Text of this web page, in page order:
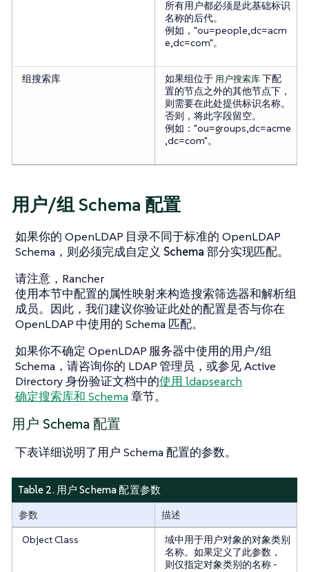
所有用户都必须是此基础标识
名称的后代。
例如，"ou=people,dc=acm
e,dc=com"。
组搜索库 如果组位于 用户搜索库下配
置的节点之外的其他节点下，
则需要在此处提供标识名称。
否则，将此字段留空。
例如："ou=groups,dc=acme
,dc=com"。
用户/组 Schema 配置
如果你的 OpenLDAP 目录不同于标准的 OpenLDAP
Schema，则必须完成自定义 Schema 部分实现匹配。
请注意，Rancher
使用本节中配置的属性映射来构造搜索筛选器和解析组
成员。因此，我们建议你验证此处的配置是否与你在
OpenLDAP 中使用的 Schema 匹配。
如果你不确定 OpenLDAP 服务器中使用的用户/组
Schema，请咨询你的 LDAP 管理员，或参见 Active
Directory 身份验证文档中的使用 ldapsearch
确定搜索库和 Schema 章节。
用户 Schema 配置
下表详细说明了用户 Schema 配置的参数。
Table 2. 用户 Schema 配置参数
参数
描述
Object Class
域中用于用户对象的对象类别
名称。如果定义了此参数，
则仅指定对象类别的名称 -